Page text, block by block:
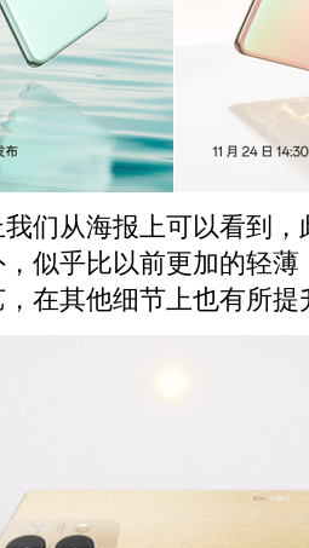
从海报上可以看到，
似乎比以前更加的轻
在其他细节上也有所提